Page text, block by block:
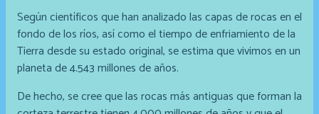
Según científicos que han analizado las capas de rocas en el
fondo de los ríos, así como el tiempo de enfriamiento de la
Tierra desde su estado original, se estima que vivimos en un
planeta de 4.543 millones de años.
De hecho, se cree que las rocas más antiguas que forman la